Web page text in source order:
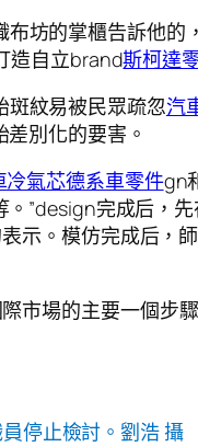
坊的掌櫃告訴他
造自立brand斯柯達
斑紋易被民眾疏忽汽
別化的要害。
冷氣芯德系車零件gn
”design完成后，
示。模仿完成后，師
市場的主要一個步
停止檢討。劉浩 攝